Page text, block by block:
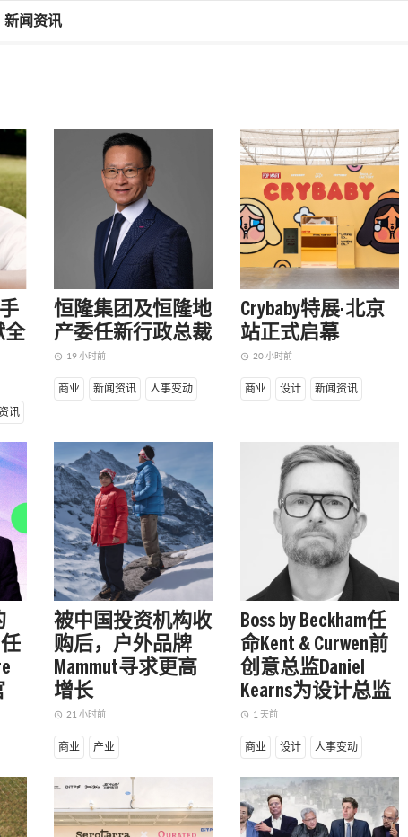
新闻资讯
家科技公司用算法
FancyTech：这家
全
讯
恒隆集团及恒隆地
产委任新行政总裁
access_time 19 小时前
商业 新闻资讯 人事变动
Crybaby特展·北京
站正式启幕
access_time 20 小时前
商业 设计 新闻资讯
被中国投资机构收
购后，户外品牌
Mammut寻求更高
增长
access_time 21 小时前
商业 产业
Boss by Beckham任
命Kent & Curwen前
创意总监Daniel
Kearns为设计总监
access_time 1 天前
商业 设计 人事变动
：品
接管当
叙事。
牌的传
期FN中
聚焦AI
司
贝事音
家算法
智认知模
与创始人
。探讨
生消费
转移。
ContaAI：品牌
营销变天了，
KOS的逻辑与
实战打法
究,聚焦品牌增长的第
一性原理，每次介绍
一家公司、一项核心
创新、一个商业价
值。专注各个垂直赛
道的隐形冠军，透析
创新打法、洞察增长
原理，个人觉醒，共
识变难。新一轮商业
竞争的支点就在于认
知。
2 年前
BAYESTONE：这
家科技公司用
算法说明，为
什么国货护肤
精华只有一家
FASHION NETWORK
推出新栏目「创新研
究」，聚焦品牌增长
的第一性原理，每次
介绍一家公司、一项
核心创新、一个商业
价值。专注各个垂直
赛道的隐形冠军，透
析创新打法、洞察增
长原理，个人觉醒，
共识变难。新一轮商
业竞争的支点就在于
认知。
服装服饰 商业